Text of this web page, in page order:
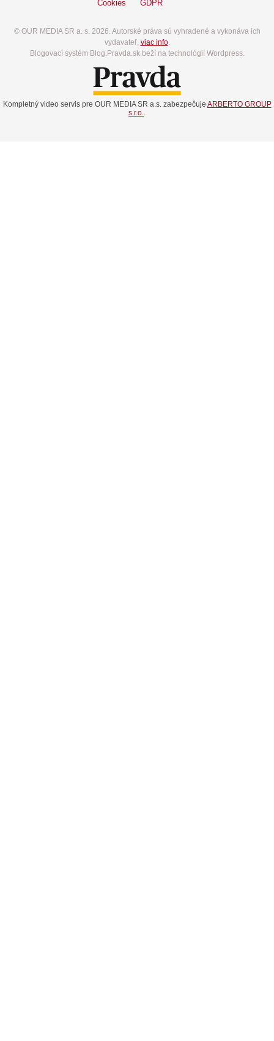
Cookies GDPR
© OUR MEDIA SR a. s. 2026. Autorské práva sú vyhradené a vykonáva ich
vydavateľ, viac info.
Blogovací systém Blog.Pravda.sk beží na technológií Wordpress.
Kompletný video servis pre OUR MEDIA SR a.s. zabezpečuje ARBERTO GROUP
s.r.o..